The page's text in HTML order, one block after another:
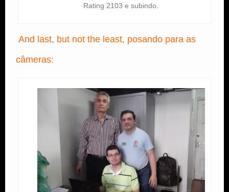
Rating 2103 e subindo.
And last, but not the least, posando para as
câmeras: